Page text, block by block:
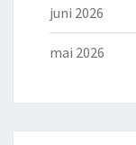
juni 2026
mai 2026